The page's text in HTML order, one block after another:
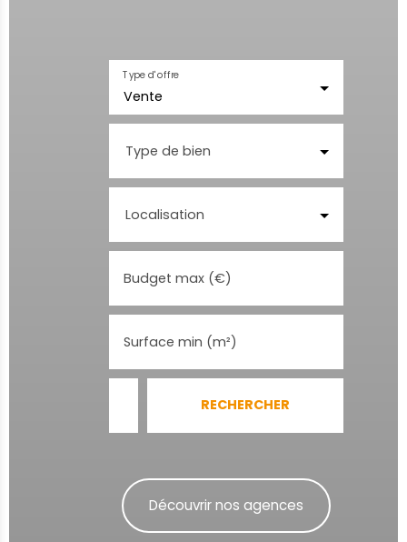
Vente
Type d'offre
Type de bien
Localisation
Budget max (€)
Surface min (m²)
RECHERCHER
Découvrir nos agences